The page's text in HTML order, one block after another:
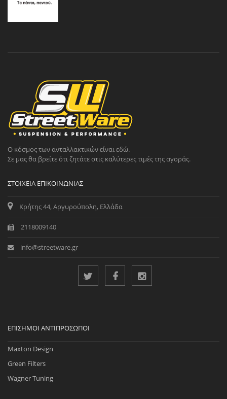
Ο κόσμος των ανταλλακτικών είναι εδώ.
Σε μας θα βρείτε ότι ζητάτε στις καλύτερες τιμές της αγοράς.
ΣΤΟΙΧΕΊΑ ΕΠΙΚΟΙΝΩΝΊΑΣ
Κρήτης 44, Αργυρούπολη, Ελλάδα
2118009140
info@streetware.gr
ΕΠΊΣΗΜΟΙ ΑΝΤΙΠΡΌΣΩΠΟΙ
Maxton Design
Green Filters
Wagner Tuning